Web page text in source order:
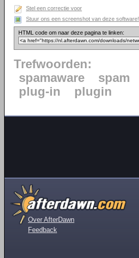
Stel een correctie voor
Stuur ons een screenshot van deze software!
HTML code om naar deze pagina te linken:
Trefwoorden:
spamaware
spam
plug-in
plugin
Over AfterDawn
Feedback